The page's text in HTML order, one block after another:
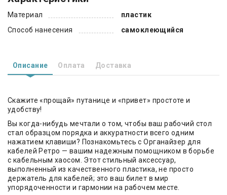
Материал
пластик
Способ нанесения
самоклеющийся
Описание Оплата Доставка
Скажите «прощай» путанице и «привет» простоте и
удобству!
Вы когда-нибудь мечтали о том, чтобы ваш рабочий стол
стал образцом порядка и аккуратности всего одним
нажатием клавиши? Познакомьтесь с Органайзер для
кабелей Ретро — вашим надежным помощником в борьбе
с кабельным хаосом. Этот стильный аксессуар,
выполненный из качественного пластика, не просто
держатель для кабелей; это ваш билет в мир
упорядоченности и гармонии на рабочем месте.